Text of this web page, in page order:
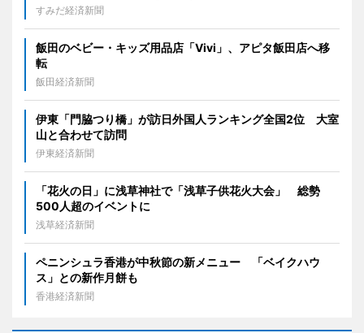
すみだ経済新聞
飯田のベビー・キッズ用品店「Vivi」、アピタ飯田店へ移
転
飯田経済新聞
伊東「門脇つり橋」が訪日外国人ランキング全国2位 大室
山と合わせて訪問
伊東経済新聞
「花火の日」に浅草神社で「浅草子供花火大会」 総勢
500人超のイベントに
浅草経済新聞
ペニンシュラ香港が中秋節の新メニュー 「ベイクハウ
ス」との新作月餅も
香港経済新聞